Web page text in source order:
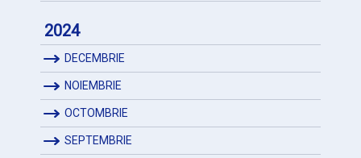
2024
DECEMBRIE
NOIEMBRIE
OCTOMBRIE
SEPTEMBRIE